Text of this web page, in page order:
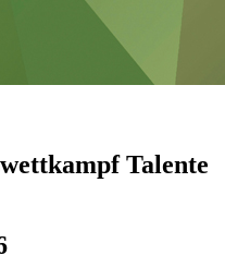
Talente